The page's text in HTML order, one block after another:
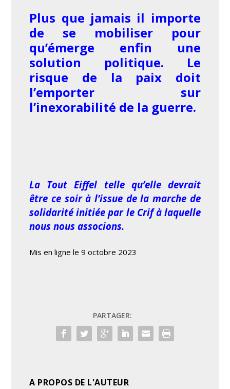
Plus que jamais il importe
de se mobiliser pour
qu’émerge enfin une
solution politique. Le
risque de la paix doit
l’emporter sur
l’inexorabilité de la guerre.
La Tout Eiffel telle qu’elle devrait
être ce soir à l’issue de la marche de
solidarité initiée par le Crif à laquelle
nous nous associons.
Mis en ligne le 9 octobre 2023
PARTAGER:
A PROPOS DE L'AUTEUR